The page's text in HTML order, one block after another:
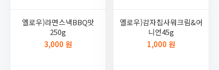
옐로우)라면스낵BBQ맛
250g
3,000 원
옐로우)감자칩사워크림&어
니언45g
1,000 원